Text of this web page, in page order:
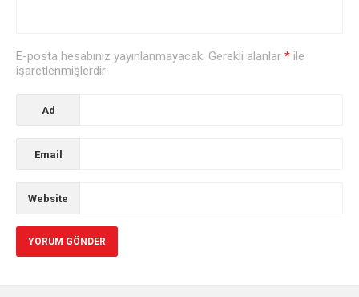
E-posta hesabınız yayınlanmayacak. Gerekli alanlar * ile
işaretlenmişlerdir
Ad
Email
Website